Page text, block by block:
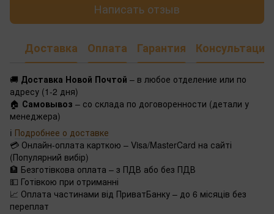
Написать отзыв
Доставка Оплата Гарантия Консультация
🚚 Доставка Новой Почтой – в любое отделение или по
адресу (1-2 дня)
🏠 Самовывоз – со склада по договоренности (детали у
менеджера)
ℹ️ Подробнее о доставке
💳 Онлайн-оплата карткою – Visa/MasterCard на сайті
(Популярний вибір)
🏦 Безготівкова оплата – з ПДВ або без ПДВ
💵 Готівкою при отриманні
📈 Оплата частинами від ПриватБанку – до 6 місяців без
переплат